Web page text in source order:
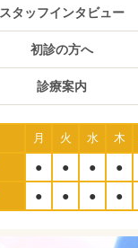
スタッフインタビュー
初診の方へ
診療案内
月 火 水 木
● ● ● ●
● ● ● ●